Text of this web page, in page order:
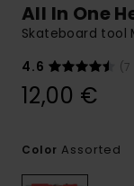
All In One
Skateboard tool
4.6
(7
12,00 €
Color Assorted